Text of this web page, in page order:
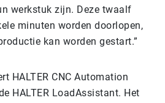
werkstuk zijn. Deze twaalf
minuten worden doorlopen,
kan worden gestart.”
HALTER CNC Automation
HALTER LoadAssistant. Het